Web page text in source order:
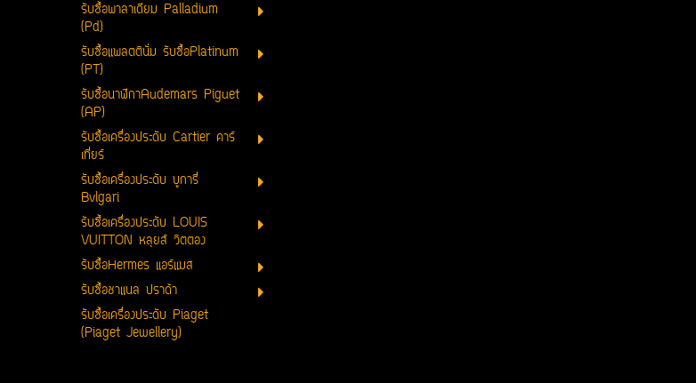
รับซื้อพาลาเดียม Palladium
(Pd)
รับซื้อแพลตตินั่ม รับซื้อPlatinum
(PT)
รับซื้อนาฬิกาAudemars Piguet
(AP)
รับซื้อเครื่องประดับ Cartier คาร์
เที่ยร์
รับซื้อเครื่องประดับ บูการี่
Bvlgari
รับซื้อเครื่องประดับ LOUIS
VUITTON หลุยส์ วิตตอง
รับซื้อHermes แอร์แมส
รับซื้อชาแนล ปราด้า
รับซื้อเครื่องประดับ Piaget
(Piaget Jewellery)